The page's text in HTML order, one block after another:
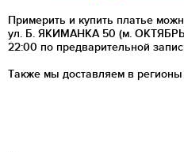
Примерить и купить платье
ул. Б. ЯКИМАНКА 50 (м.
22:00 по предварительной
Также мы доставляем в регионы